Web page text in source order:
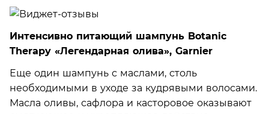
Интенсивно питающий шампунь Botaniс
Therapy «Легендарная олива», Garnier
Еще один шампунь с маслами, столь
необходимыми в уходе за кудрявыми волосами.
Масла оливы, сафлора и касторовое оказывают